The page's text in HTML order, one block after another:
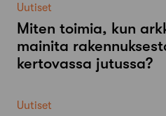
Uutiset
Miten toimia, kun
mainita
kertovassa jutussa?
Uutiset